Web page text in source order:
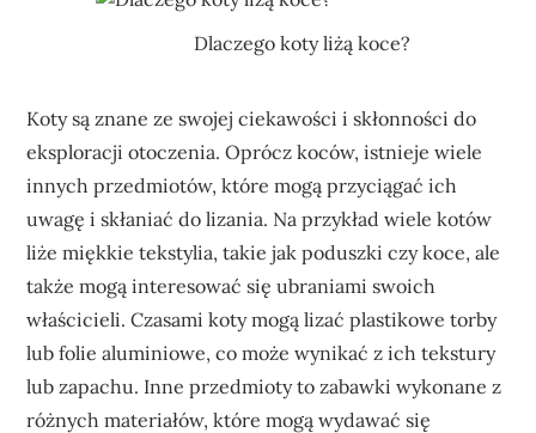
Dlaczego koty liżą koce?
Koty są znane ze swojej ciekawości i skłonności do
eksploracji otoczenia. Oprócz koców, istnieje wiele
innych przedmiotów, które mogą przyciągać ich
uwagę i skłaniać do lizania. Na przykład wiele kotów
liże miękkie tekstylia, takie jak poduszki czy koce, ale
także mogą interesować się ubraniami swoich
właścicieli. Czasami koty mogą lizać plastikowe torby
lub folie aluminiowe, co może wynikać z ich tekstury
lub zapachu. Inne przedmioty to zabawki wykonane z
różnych materiałów, które mogą wydawać się